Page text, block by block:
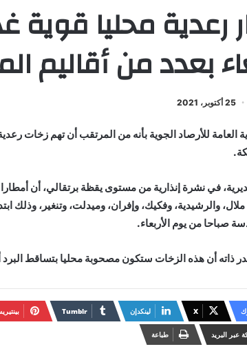
رعدية محليا قوية
بعدد من
25 أكتوبر، 2021
العامة للأرصاد الجوية بأنه من المرتقب أن تهم زخات
ملال، والرشيدية، وفكيك، وإفران، وميدلت، وتنغير، وذلك
صباحا من يوم الأربعاء.
ذاته أن هذه الزخات ستكون مصحوبة محليا بتساقط البرد
X لينكدإن
عبر البريد طباعة